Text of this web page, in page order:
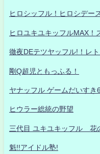
ヒロシッフル！ヒロシデー
ヒロユキユキッフルMAX！
徹夜DEテツヤッフル!！レト
剛Q超児ともっふる！
ヤナッフル ゲームだいすき
ヒウラー総統の野望
三代目 ユキユキッフル 花
魁!!アイドル塾!